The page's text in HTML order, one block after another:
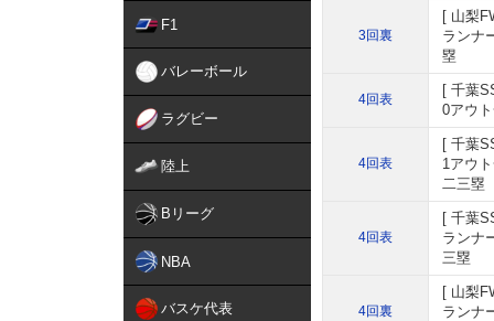
F1
バレーボール
ラグビー
陸上
Bリーグ
NBA
バスケ代表
3回裏
山梨
ランナ
塁
4回表
千葉
0アウ
4回表
千葉
1アウ
二三塁
4回表
千葉
ランナ
三塁
4回裏
山梨
ランナ